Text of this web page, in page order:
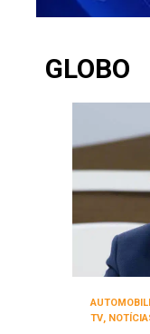
GLOBO
TV,